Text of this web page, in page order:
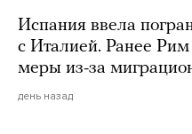
Испания ввела
с Италией. Ранее
меры из-за
день назад